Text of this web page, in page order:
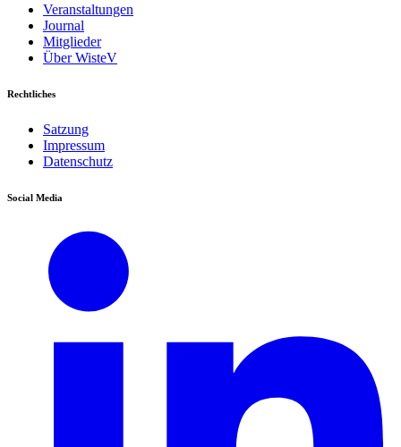
Veranstaltungen
Journal
Mitglieder
Über WisteV
Rechtliches
Satzung
Impressum
Datenschutz
Social Media